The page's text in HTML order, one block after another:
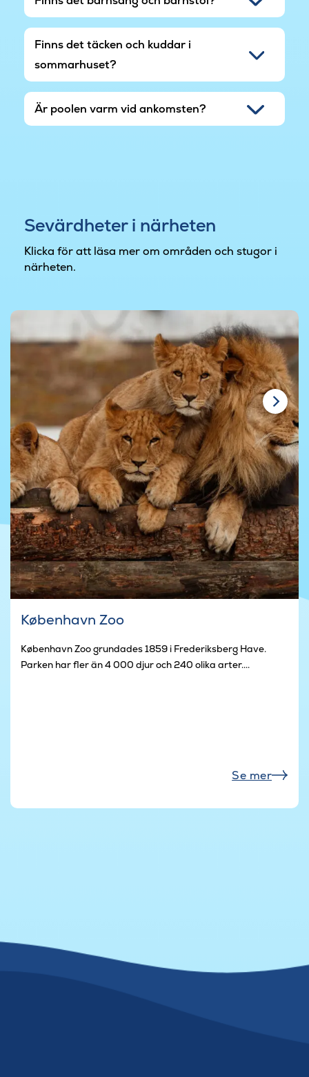
Finns det täcken och kuddar i
sommarhuset?
Är poolen varm vid ankomsten?
Sevärdheter i närheten
Klicka för att läsa mer om områden och stugor i
närheten.
København Zoo
København Zoo grundades 1859 i Frederiksberg Have.
Parken har fler än 4 000 djur och 240 olika arter....
Se mer